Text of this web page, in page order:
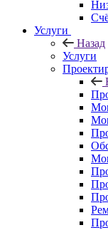
Услуги
Назад
Услуги